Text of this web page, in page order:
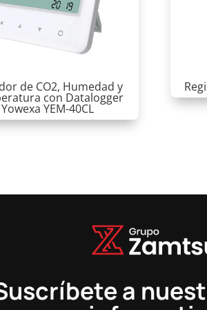
de CO2, Humedad y
con Datalogger
Yowexa YEM-40CL
a